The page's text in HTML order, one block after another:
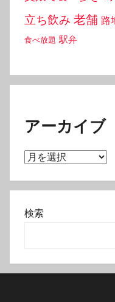
立ち飲み 老舗 路
食べ放題 駅弁
アーカイブ
ア
カ
イ
検索